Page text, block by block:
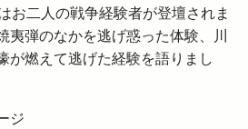
お二人の戦争経験者が登壇されま
夷弾のなかを逃げ惑った体験、川
が燃えて逃げた経験を語りまし
ジ